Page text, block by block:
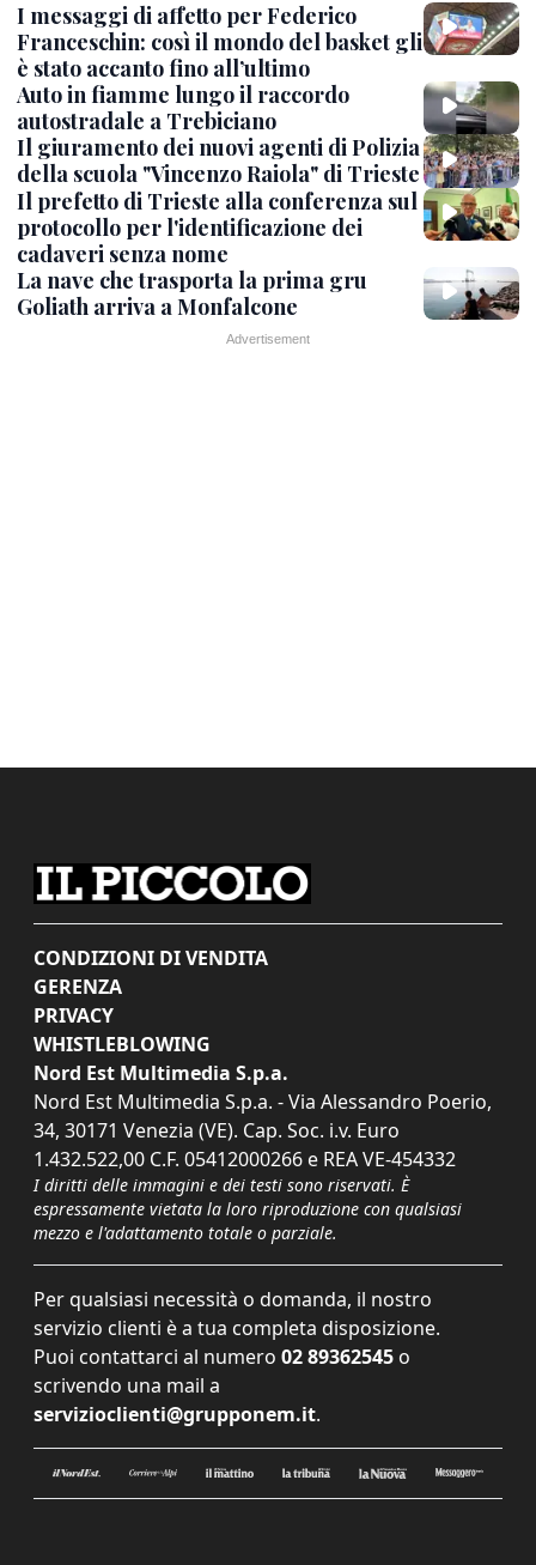
I messaggi di affetto per Federico
Franceschin: così il mondo del basket gli
è stato accanto fino all’ultimo
Auto in fiamme lungo il raccordo
autostradale a Trebiciano
Il giuramento dei nuovi agenti di Polizia
della scuola "Vincenzo Raiola" di Trieste
Il prefetto di Trieste alla conferenza sul
protocollo per l'identificazione dei
cadaveri senza nome
La nave che trasporta la prima gru
Goliath arriva a Monfalcone
CONDIZIONI DI VENDITA
GERENZA
PRIVACY
WHISTLEBLOWING
Nord Est Multimedia S.p.a.
Nord Est Multimedia S.p.a. - Via Alessandro Poerio,
34, 30171 Venezia (VE). Cap. Soc. i.v. Euro
1.432.522,00 C.F. 05412000266 e REA VE-454332
I diritti delle immagini e dei testi sono riservati. È
espressamente vietata la loro riproduzione con qualsiasi
mezzo e l'adattamento totale o parziale.
Per qualsiasi necessità o domanda, il nostro
servizio clienti è a tua completa disposizione.
Puoi contattarci al numero 02 89362545 o
scrivendo una mail a
servizioclienti@grupponem.it.